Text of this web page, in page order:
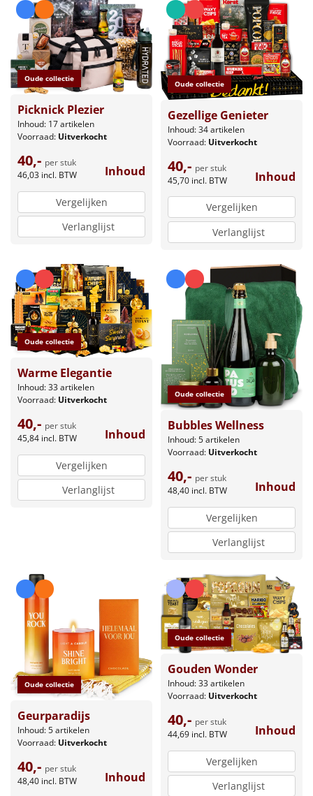
Oude collectie
Picknick Plezier
Inhoud: 17 artikelen
Voorraad: Uitverkocht
40,- per stuk
46,03 incl. BTW Inhoud
Vergelijken
Verlanglijst
Oude collectie
Gezellige Genieter
Inhoud: 34 artikelen
Voorraad: Uitverkocht
40,- per stuk
45,70 incl. BTW Inhoud
Vergelijken
Verlanglijst
Oude collectie
Warme Elegantie
Inhoud: 33 artikelen
Voorraad: Uitverkocht
40,- per stuk
45,84 incl. BTW Inhoud
Vergelijken
Verlanglijst
Oude collectie
Bubbles Wellness
Inhoud: 5 artikelen
Voorraad: Uitverkocht
40,- per stuk
48,40 incl. BTW Inhoud
Vergelijken
Verlanglijst
Oude collectie
Geurparadijs
Inhoud: 5 artikelen
Voorraad: Uitverkocht
40,- per stuk
48,40 incl. BTW Inhoud
Oude collectie
Gouden Wonder
Inhoud: 33 artikelen
Voorraad: Uitverkocht
40,- per stuk
44,69 incl. BTW Inhoud
Vergelijken
Verlanglijst